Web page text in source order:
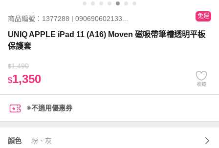
商品編號：1377288 | 090690602133... 免運
UNIQ APPLE iPad 11 (A16) Moven 磁吸帶筆槽透明平板
保護套
$1,490
$1,350 收藏
※不適用優惠券
顏色 粉、灰